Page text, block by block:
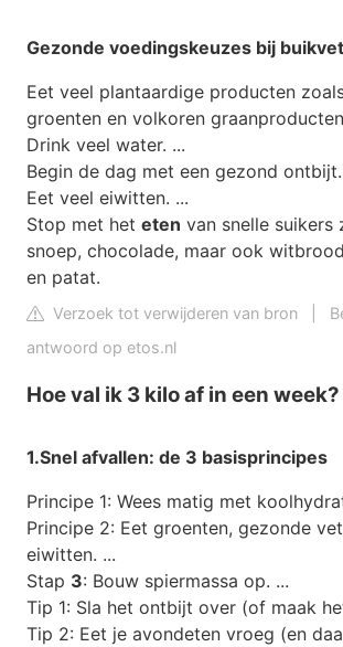
Gezonde voedingskeuzes bij buikvet
Eet veel plantaardige producten
groenten en volkoren
Drink veel water. ...
Begin de dag met een gezond ontbijt.
Eet veel eiwitten. ...
Stop met het eten van snelle suikers
snoep, chocolade, maar ook
en patat.
Verzoek tot verwijderen van bron
antwoord op etos.nl
Hoe val ik 3 kilo af in een week?
1.Snel afvallen: de 3 basisprincipes
Principe 1: Wees matig met
Principe 2: Eet groenten, gezonde
eiwitten. ...
Stap 3: Bouw spiermassa op. ...
Tip 1: Sla het ontbijt over (of maak
Tip 2: Eet je avondeten vroeg (en